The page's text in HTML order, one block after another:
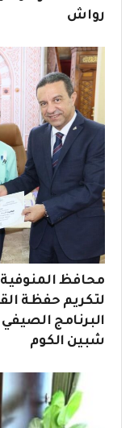
رواش
محافظ
لتكريم حفظة
البرنامج
شبين الكوم